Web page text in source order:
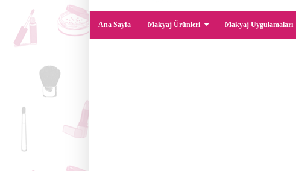
Ana Sayfa Makyaj Ürünleri Makyaj Uygulamaları